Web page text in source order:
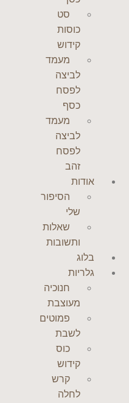
סט
כוסות
קידוש
מעמד
לביצה
לפסח
כסף
מעמד
לביצה
לפסח
זהב
אודות
הסיפור
שלי
שאלות
ותשובות
בלוג
גלריות
חנוכיה
מעוצבת
פמוטים
לשבת
כוס
קידוש
קרש
לחלה